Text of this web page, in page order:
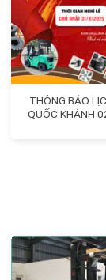
THÔNG BÁO
QUỐC KHÁNH